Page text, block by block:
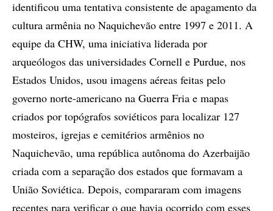
identificou uma tentativa consistente de apagamento da
cultura armênia no Naquichevão entre 1997 e 2011. A
equipe da CHW, uma iniciativa liderada por
arqueólogos das universidades Cornell e Purdue, nos
Estados Unidos, usou imagens aéreas feitas pelo
governo norte-americano na Guerra Fria e mapas
criados por topógrafos soviéticos para localizar 127
mosteiros, igrejas e cemitérios armênios no
Naquichevão, uma república autônoma do Azerbaijão
criada com a separação dos estados que formavam a
União Soviética. Depois, compararam com imagens
recentes para verificar o que havia ocorrido com esses